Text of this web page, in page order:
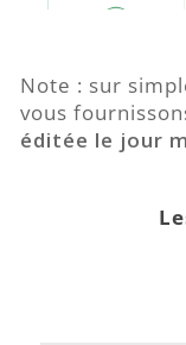
Note : sur
vous
éditée le jour